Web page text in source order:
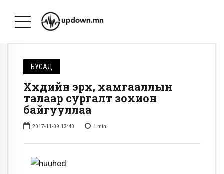
БУСАД
Хүүхдийн эрх, хамгааллын
талаар сургалт зохион
байгууллаа
2017-11-09 13:40 1 min